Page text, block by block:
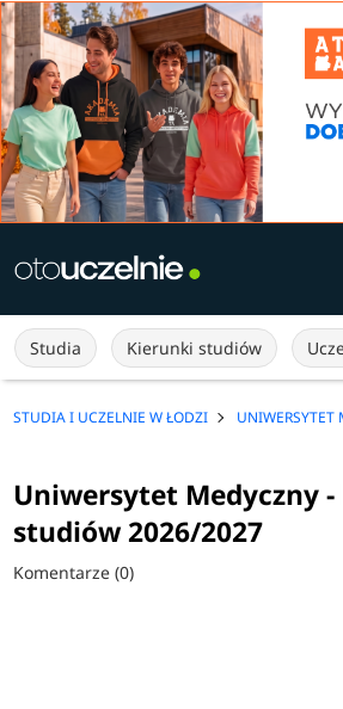
Studia Kierunki studiów
STUDIA I UCZELNIE W ŁODZI UNIWERSYTET
Uniwersytet Medyczny
studiów 2026/2027
Komentarze (0)